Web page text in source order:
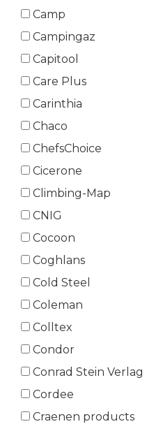
Camp
Campingaz
Capitool
Care Plus
Carinthia
Chaco
ChefsChoice
Cicerone
Climbing-Map
CNIG
Cocoon
Coghlans
Cold Steel
Coleman
Colltex
Condor
Conrad Stein Verlag
Cordee
Craenen products